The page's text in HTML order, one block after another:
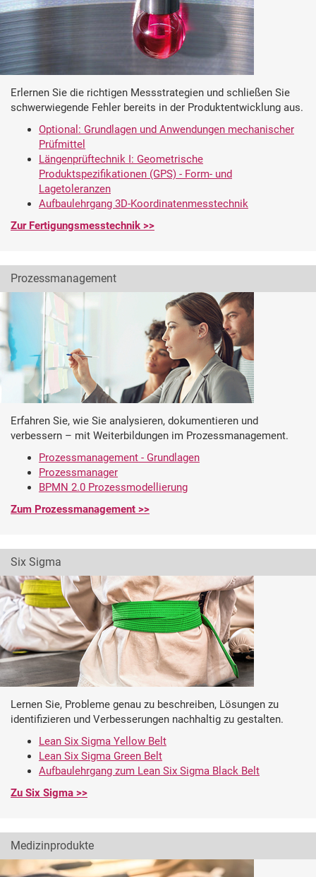
Erlernen Sie die richtigen Messstrategien und schließen Sie
schwerwiegende Fehler bereits in der Produktentwicklung aus.
Optional: Grundlagen und Anwendungen mechanischer
Prüfmittel
Längenprüftechnik I: Geometrische
Produktspezifikationen (GPS) - Form- und
Lagetoleranzen
Aufbaulehrgang 3D-Koordinatenmesstechnik
Zur Fertigungsmesstechnik >>
Prozessmanagement
Erfahren Sie, wie Sie analysieren, dokumentieren und
verbessern – mit Weiterbildungen im Prozessmanagement.
Prozessmanagement - Grundlagen
Prozessmanager
BPMN 2.0 Prozessmodellierung
Zum Prozessmanagement >>
Six Sigma
Lernen Sie, Probleme genau zu beschreiben, Lösungen zu
identifizieren und Verbesserungen nachhaltig zu gestalten.
Lean Six Sigma Yellow Belt
Lean Six Sigma Green Belt
Aufbaulehrgang zum Lean Six Sigma Black Belt
Zu Six Sigma >>
Medizinprodukte